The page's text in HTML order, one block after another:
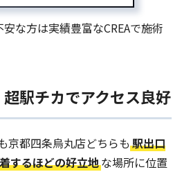
な方は実績豊富なCREAで施術
駅チカでアクセス良好
京都四条烏丸店どちらも 駅出口
するほどの好立地な場所に位置